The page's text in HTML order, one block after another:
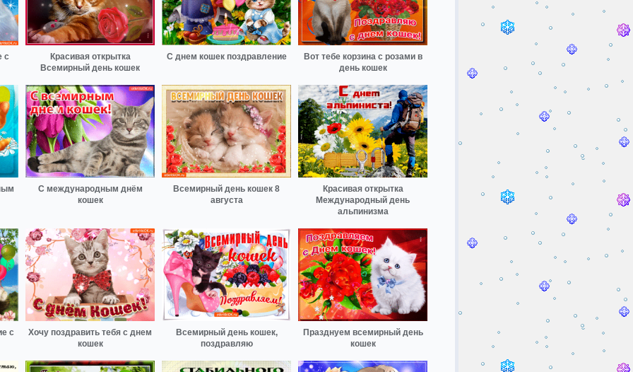
с
Красивая открытка
Всемирный день кошек
С днем кошек поздравление
Вот тебе корзина с розами в
день кошек
С международным днём
кошек
Всемирный день кошек 8
августа
Красивая открытка
Международный день
альпинизма
с
Хочу поздравить тебя с днем
кошек
Всемирный день кошек,
поздравляю
Празднуем всемирный день
кошек